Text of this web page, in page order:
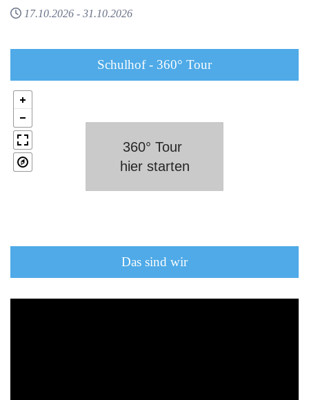
17.10.2026 - 31.10.2026
Schulhof - 360° Tour
Load
Panorama
Das sind wir